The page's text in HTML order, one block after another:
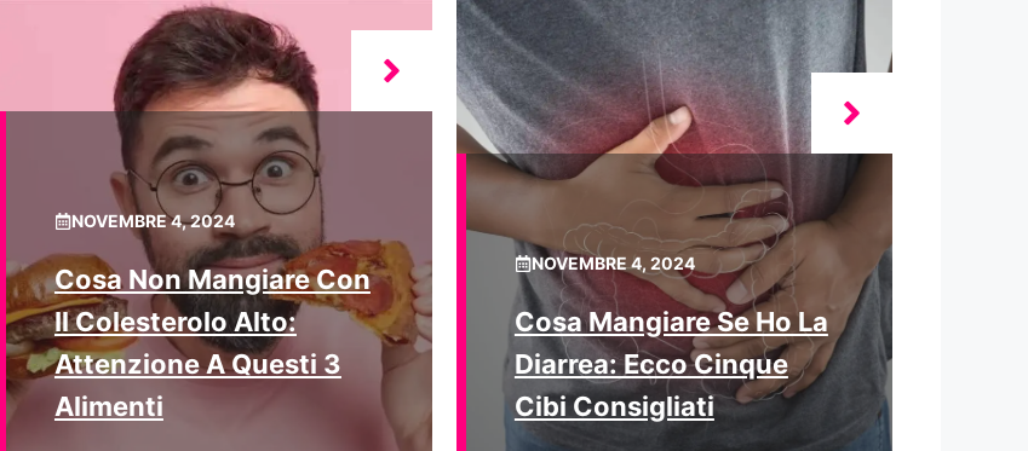
NOVEMBRE 4, 2024
Cosa Non Mangiare Con
Il Colesterolo Alto:
Attenzione A Questi 3
Alimenti
NOVEMBRE 4, 2024
Cosa Mangiare Se Ho La
Diarrea: Ecco Cinque
Cibi Consigliati